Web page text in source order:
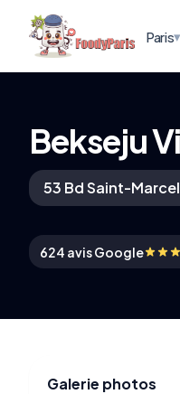
Paris▾
Bekseju
53 Bd Saint-
624 avis Google
Galerie photos